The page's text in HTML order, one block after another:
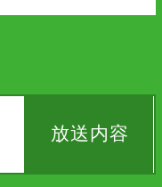
放送内容